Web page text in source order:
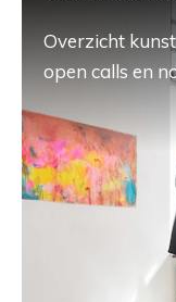
Overzicht
open calls en